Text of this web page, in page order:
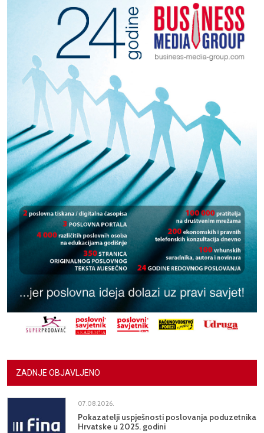
ZADNJE OBJAVLJENO
07.08.2026.
Pokazatelji uspješnosti poslovanja poduzetnika
Hrvatske u 2025. godini